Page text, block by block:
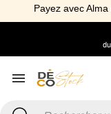
Payez avec